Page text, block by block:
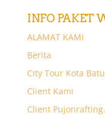
INFO PAKET
ALAMAT KAMI
Berita
City Tour Kota
Client Kami
Client